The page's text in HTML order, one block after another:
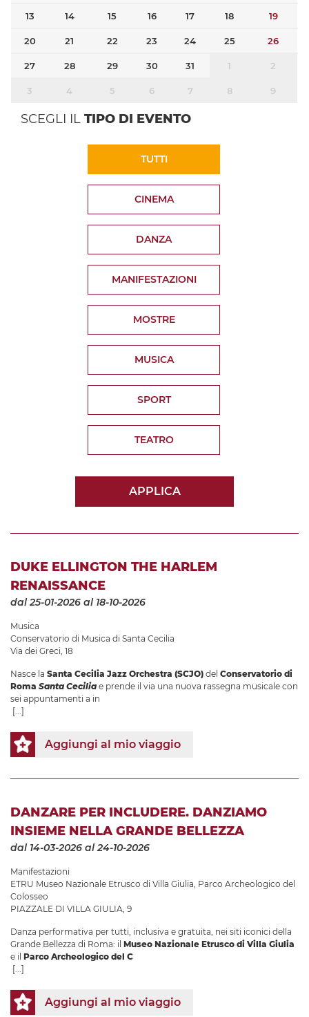
13 14 15 16 17 18 19
20 21 22 23 24 25 26
27 28 29 30 31 1 2
3 4 5 6 7 8 9
SCEGLI IL TIPO DI EVENTO
TUTTI
CINEMA
DANZA
MANIFESTAZIONI
MOSTRE
MUSICA
SPORT
TEATRO
APPLICA
DUKE ELLINGTON THE HARLEM
RENAISSANCE
dal 25-01-2026 al 18-10-2026
Musica
Conservatorio di Musica di Santa Cecilia
Via dei Greci, 18
Nasce la Santa Cecilia Jazz Orchestra (SCJO) del Conservatorio di
Roma Santa Ceciliae prende il via una nuova rassegna musicale con
sei appuntamenti a in
[...]
Aggiungi al mio viaggio
DANZARE PER INCLUDERE. DANZIAMO
INSIEME NELLA GRANDE BELLEZZA
dal 14-03-2026 al 24-10-2026
Manifestazioni
ETRU Museo Nazionale Etrusco di Villa Giulia, Parco Archeologico del
Colosseo
PIAZZALE DI VILLA GIULIA, 9
Danza performativa per tutti, inclusiva e gratuita, nei siti iconici della
Grande Bellezza di Roma: il Museo Nazionale Etrusco di Villa Giulia
e il Parco Archeologico del C
[...]
Aggiungi al mio viaggio